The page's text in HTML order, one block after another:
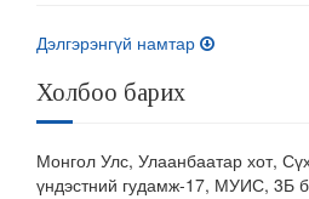
Дэлгэрэнгүй намтар
Холбоо барих
Монгол Улс, Улаанбаатар хот,
үндэстний гудамж-17, МУИС, 3Б